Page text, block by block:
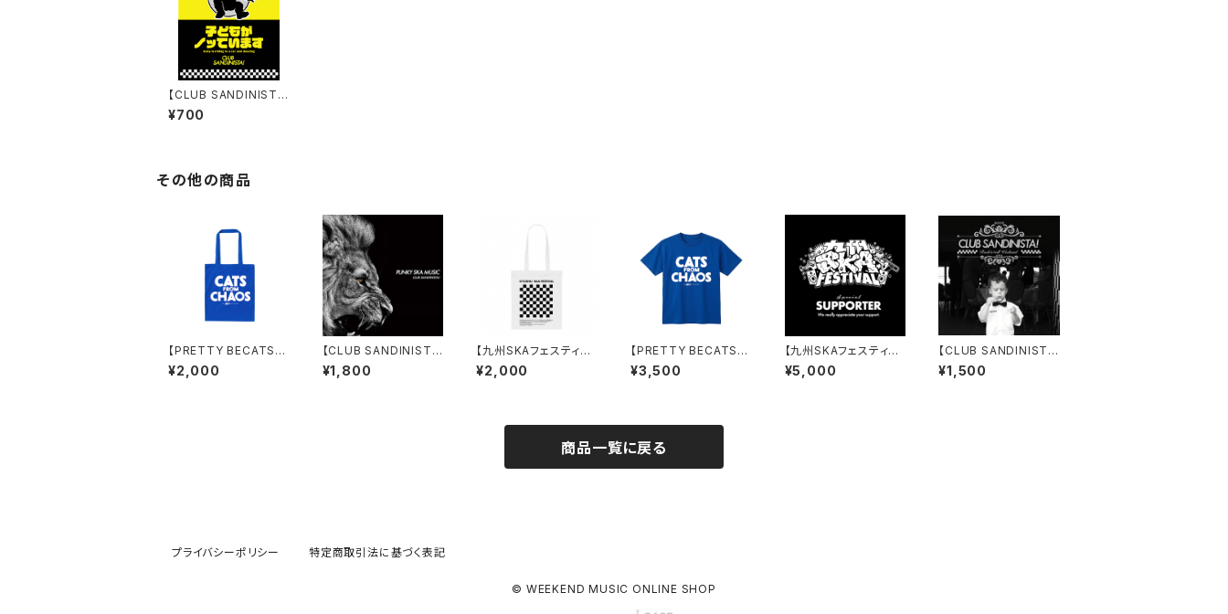
【CLUB SANDINIST
A!】Skankin Baby in
Car
¥700
その他の商品
【PRETTY BECATS】
CATS FROM CHAOS
ラージ・トートバッグ
¥2,000
【CLUB SANDINIST
A!】PUNKY SKA MUS
IC(CD)
¥1,800
【九州SKAフェスティバ
ル】トートバッグ (L) ホ
ワイト
¥2,000
【PRETTY BECATS】
CATS FROM CHAOS
Tシャツ
¥3,500
【九州SKAフェスティバ
ル】2026 一口協賛
¥5,000
【CLUB SANDINIST
A!】【再入荷】 Rock'n'R
oll Weekend(7'EP)
¥1,500
商品一覧に戻る
プライバシーポリシー 特定商取引法に基づく表記
© WEEKEND MUSIC ONLINE SHOP